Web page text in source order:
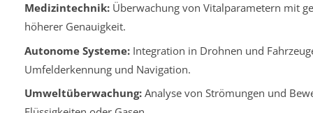
Medizintechnik:Überwachung von Vitalparametern mit
höherer Genauigkeit.
Autonome Systeme:Integration in Drohnen und
Umfelderkennung und Navigation.
Umweltüberwachung:Analyse von Strömungen und